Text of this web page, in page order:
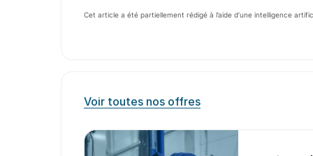
Cet article a été partiellement rédigé à l’aide d’une intelligence
Voir toutes nos offres